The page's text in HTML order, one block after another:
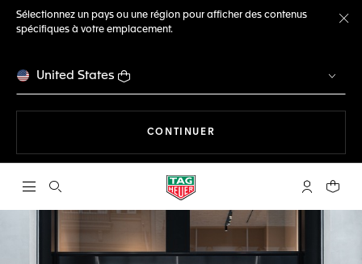
Sélectionnez un pays ou une région pour afficher des contenus
spécifiques à votre emplacement.
United States
CONTINUER
Ouvrir la barre de recherche Compte My
Votre